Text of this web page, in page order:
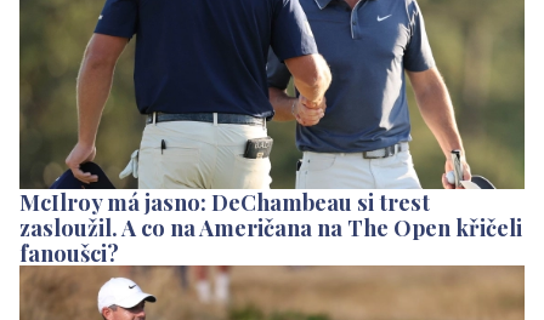
McIlroy má jasno: DeChambeau si trest
zasloužil. A co na Američana na The Open křičeli
fanoušci?